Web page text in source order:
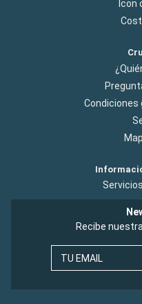
Icon
Condiciones
Recibe
TU EMAIL